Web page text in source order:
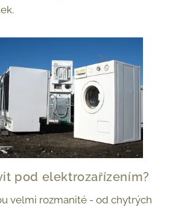
pod elektrozařízením?
velmi rozmanité - od chytrých